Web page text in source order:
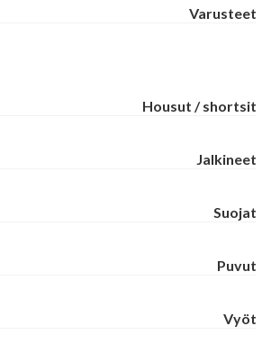
Varusteet
Housut / shortsit
Jalkineet
Suojat
Puvut
Vyöt